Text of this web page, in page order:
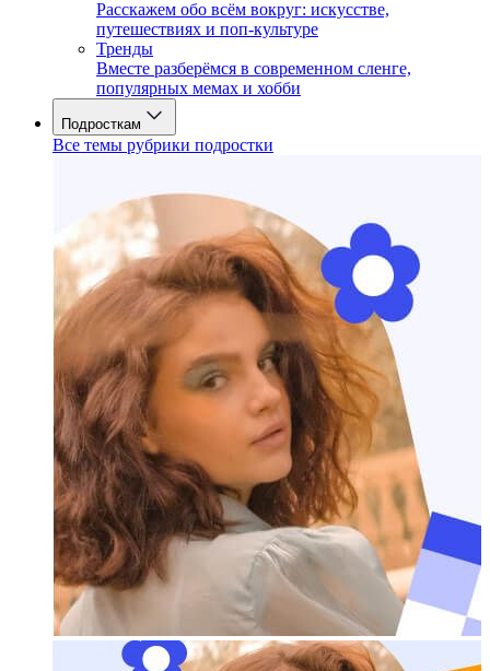
Расскажем обо всём вокруг: искусстве,
путешествиях и поп-культуре
Тренды
Вместе разберёмся в современном сленге,
популярных мемах и хобби
Подросткам
Все темы рубрики подростки